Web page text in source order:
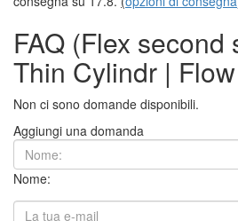
FAQ (Flex second
Thin Cylindr |
Non ci sono domande disponibili.
Aggiungi una domanda
Nome: